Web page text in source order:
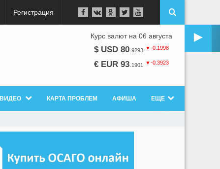
Регистрация
►
Курс валют на 06 августа
$ USD 80 9293 ▼-0.1998
€ EUR 93 1901 ▼-0.3923
ВИДЕО КАРТА ПРОБЛЕМ АФИША ЕЩЕ